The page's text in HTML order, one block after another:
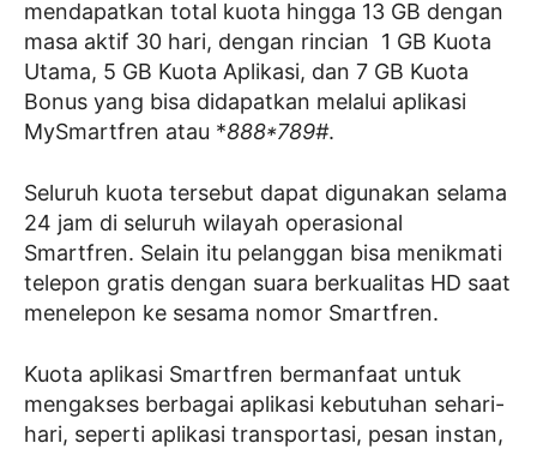
mendapatkan total kuota hingga 13 GB dengan
masa aktif 30 hari, dengan rincian 1 GB Kuota
Utama, 5 GB Kuota Aplikasi, dan 7 GB Kuota
Bonus yang bisa didapatkan melalui aplikasi
MySmartfren atau *888*789#.
Seluruh kuota tersebut dapat digunakan selama
24 jam di seluruh wilayah operasional
Smartfren. Selain itu pelanggan bisa menikmati
telepon gratis dengan suara berkualitas HD saat
menelepon ke sesama nomor Smartfren.
Kuota aplikasi Smartfren bermanfaat untuk
mengakses berbagai aplikasi kebutuhan sehari-
hari, seperti aplikasi transportasi, pesan instan,